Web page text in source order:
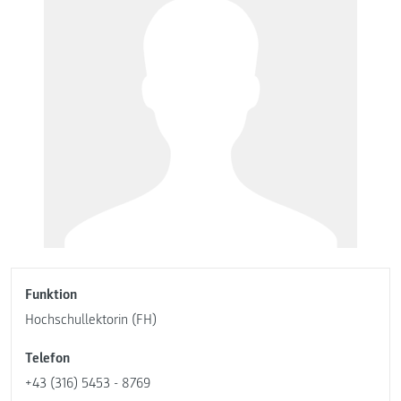
Funktion
Hochschullektorin (FH)
Telefon
+43 (316) 5453 - 8769